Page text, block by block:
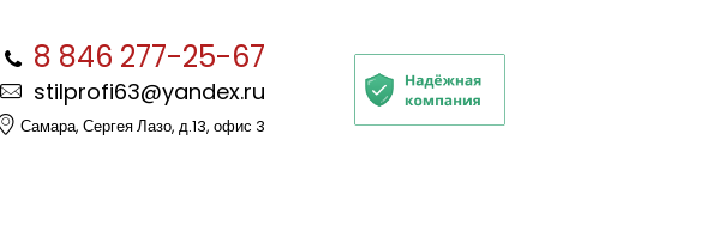
8 846 277-25-67
stilprofi63@yandex.ru
Самара, Сергея Лазо, д.13, офис 3